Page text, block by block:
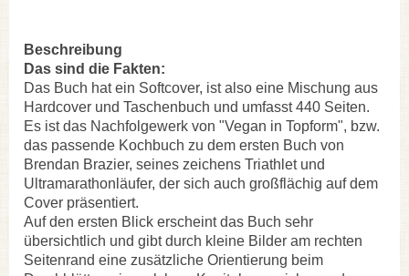
Beschreibung
Das sind die Fakten:
Das Buch hat ein Softcover, ist also eine Mischung aus
Hardcover und Taschenbuch und umfasst 440 Seiten.
Es ist das Nachfolgewerk von "Vegan in Topform", bzw.
das passende Kochbuch zu dem ersten Buch von
Brendan Brazier, seines zeichens Triathlet und
Ultramarathonläufer, der sich auch großflächig auf dem
Cover präsentiert.
Auf den ersten Blick erscheint das Buch sehr
übersichtlich und gibt durch kleine Bilder am rechten
Seitenrand eine zusätzliche Orientierung beim